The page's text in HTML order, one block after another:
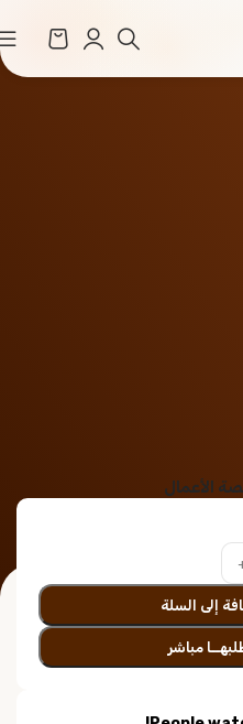
الأعمال
إلى السلة
مباشر